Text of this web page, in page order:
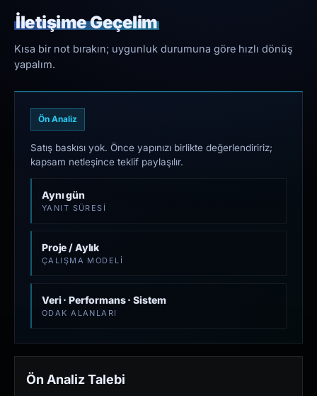
İletişime Geçelim
Kısa bir not bırakın; uygunluk durumuna göre hızlı dönüş
yapalım.
Ön Analiz
Satış baskısı yok. Önce yapınızı birlikte değerlendiririz;
kapsam netleşince teklif paylaşılır.
Aynı gün
YANIT SÜRESI
Proje / Aylık
ÇALIŞMA MODELI
Veri · Performans · Sistem
ODAK ALANLARI
Ön Analiz Talebi